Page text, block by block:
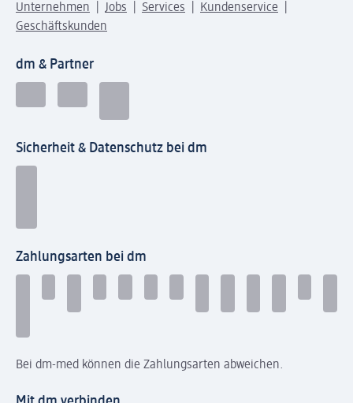
Unternehmen Jobs Services
Kundenservice
Geschäftskunden
dm & Partner
Sicherheit & Datenschutz bei dm
Zahlungsarten bei dm
Bei dm-med können die Zahlungsarten abweichen.